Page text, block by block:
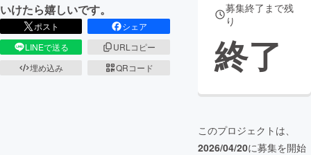
いけたら嬉しいです。
ポスト
シェア
LINEで送る
URLコピー
埋め込み
QRコード
募集終了まで残
り
終了
このプロジェクトは、
2026/04/20に募集を開始